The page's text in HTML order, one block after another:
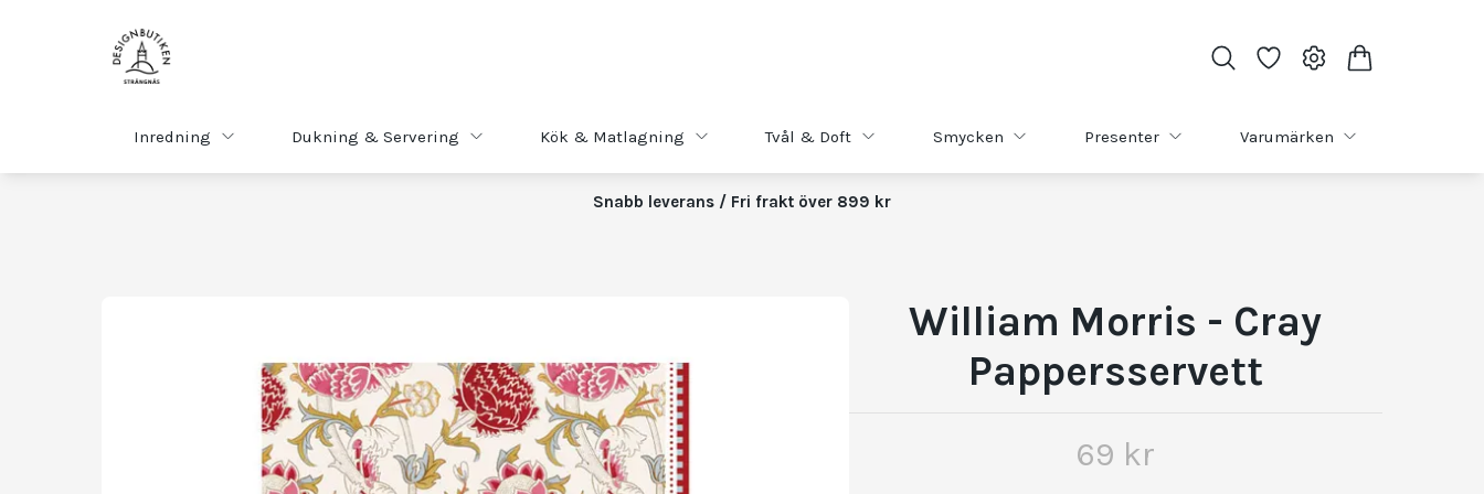
Inredning Dukning & Servering Kök & Matlagning Tvål & Doft Smycken Presenter Varumärken
Snabb leverans / Fri frakt över 899 kr
William Morris - Cray
Pappersservett
69 kr